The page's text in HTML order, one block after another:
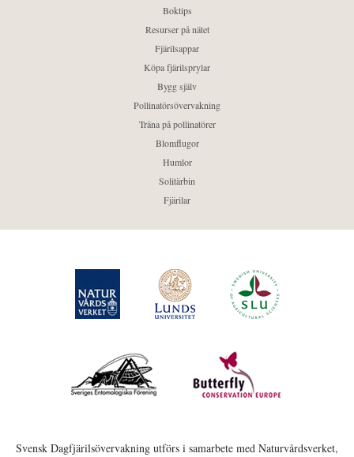
Boktips
Resurser på nätet
Fjärilsappar
Köpa fjärilsprylar
Bygg själv
Pollinatörsövervakning
Träna på pollinatörer
Blomflugor
Humlor
Solitärbin
Fjärilar
Svensk Dagfjärilsövervakning utförs i samarbete med Naturvårdsverket,